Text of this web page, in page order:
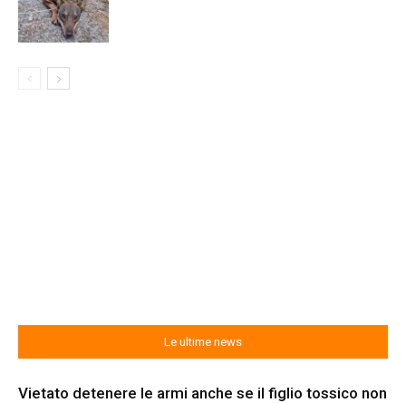
Le ultime news
Vietato detenere le armi anche se il figlio tossico non